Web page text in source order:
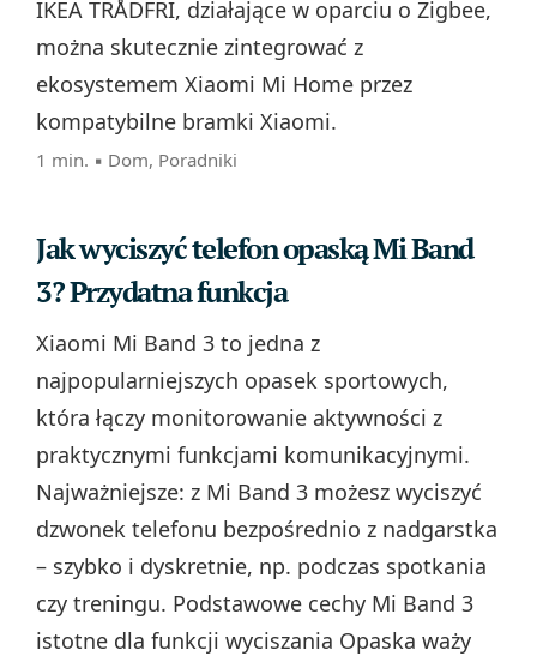
IKEA TRÅDFRI, działające w oparciu o Zigbee,
można skutecznie zintegrować z
ekosystemem Xiaomi Mi Home przez
kompatybilne bramki Xiaomi.
1 min. ▪ Dom, Poradniki
Jak wyciszyć telefon opaską Mi Band
3? Przydatna funkcja
Xiaomi Mi Band 3 to jedna z
najpopularniejszych opasek sportowych,
która łączy monitorowanie aktywności z
praktycznymi funkcjami komunikacyjnymi.
Najważniejsze: z Mi Band 3 możesz wyciszyć
dzwonek telefonu bezpośrednio z nadgarstka
– szybko i dyskretnie, np. podczas spotkania
czy treningu. Podstawowe cechy Mi Band 3
istotne dla funkcji wyciszania Opaska waży